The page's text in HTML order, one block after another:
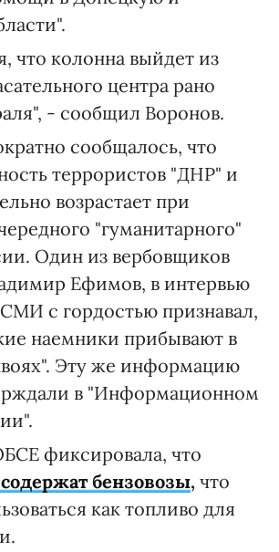
что колонна выйдет из
центра рано
- сообщил Воронов.
сообщалось, что
террористов "ДНР" и
возрастает при
"гуманитарного"
Один из вербовщиков
Ефимов, в интервью
с гордостью признавал,
наемники прибывают в
Эту же информацию
в "Информационном
фиксировала, что
бензовозы, что
как топливо для